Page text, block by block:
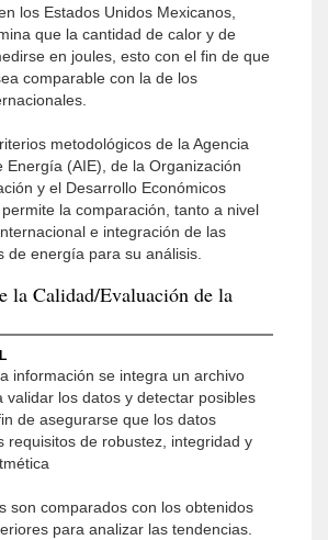
los Estados Unidos Mexicanos,
que la cantidad de calor y de
en joules, esto con el fin de que
comparable con la de los
metodológicos de la Agencia
Energía (AIE), de la Organización
y el Desarrollo Económicos
la comparación, tanto a nivel
e integración de las
de energía para su análisis.
la Calidad/Evaluación de la
información se integra un archivo
validar los datos y detectar posibles
de asegurarse que los datos
requisitos de robustez, integridad y
son comparados con los obtenidos
para analizar las tendencias.